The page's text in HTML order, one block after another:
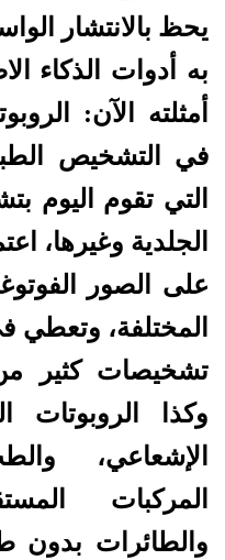
يحظ بالانتشار
به أدوات الذكاء
أمثلته الآن:
في التشخيص
التي تقوم اليوم
الجلدية وغيرها،
على الصور
المختلفة، وتعطي
تشخيصات كثير
وكذا
الإشعاعي،
المركبات
والطائرات بدون